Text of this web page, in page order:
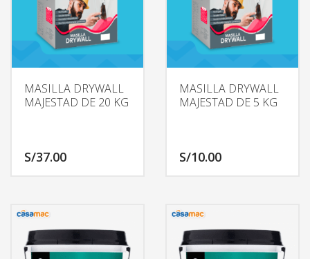
MASILLA DRYWALL
MAJESTAD DE 20 KG
S/37.00
MASILLA DRYWALL
MAJESTAD DE 5 KG
S/10.00